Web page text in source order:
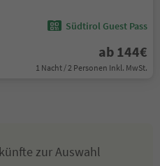
Südtirol Guest Pass
ab 144€
1 Nacht / 2 Personen Inkl. MwSt.
zur Auswahl